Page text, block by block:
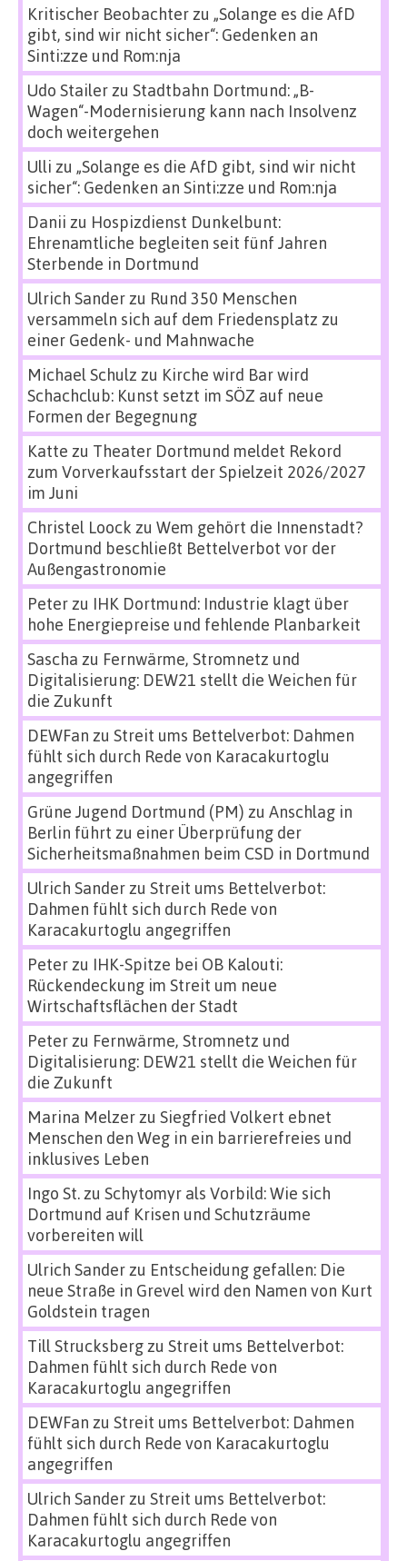
Kritischer Beobachterzu „Solange es die AfD
gibt, sind wir nicht sicher“: Gedenken an
Sinti:zze und Rom:nja
Udo Stailerzu Stadtbahn Dortmund: „B-
Wagen“-Modernisierung kann nach Insolvenz
doch weitergehen
Ulli zu „Solange es die AfD gibt, sind wir nicht
sicher“: Gedenken an Sinti:zze und Rom:nja
Danii zu Hospizdienst Dunkelbunt:
Ehrenamtliche begleiten seit fünf Jahren
Sterbende in Dortmund
Ulrich Sanderzu Rund 350 Menschen
versammeln sich auf dem Friedensplatz zu
einer Gedenk- und Mahnwache
Michael Schulz zu Kirche wird Bar wird
Schachclub: Kunst setzt im SÖZ auf neue
Formen der Begegnung
Katte zu Theater Dortmund meldet Rekord
zum Vorverkaufsstart der Spielzeit 2026/2027
im Juni
Christel Loock zu Wem gehört die Innenstadt?
Dortmund beschließt Bettelverbot vor der
Außengastronomie
Peterzu IHK Dortmund: Industrie klagt über
hohe Energiepreise und fehlende Planbarkeit
Sascha zu Fernwärme, Stromnetz und
Digitalisierung: DEW21 stellt die Weichen für
die Zukunft
DEWFan zu Streit ums Bettelverbot: Dahmen
fühlt sich durch Rede von Karacakurtoglu
angegriffen
Grüne Jugend Dortmund (PM) zu Anschlag in
Berlin führt zu einer Überprüfung der
Sicherheitsmaßnahmen beim CSD in Dortmund
Ulrich Sanderzu Streit ums Bettelverbot:
Dahmen fühlt sich durch Rede von
Karacakurtoglu angegriffen
Peterzu IHK-Spitze bei OB Kalouti:
Rückendeckung im Streit um neue
Wirtschaftsflächen der Stadt
Peterzu Fernwärme, Stromnetz und
Digitalisierung: DEW21 stellt die Weichen für
die Zukunft
Marina Melzerzu Siegfried Volkert ebnet
Menschen den Weg in ein barrierefreies und
inklusives Leben
Ingo St.zu Schytomyr als Vorbild: Wie sich
Dortmund auf Krisen und Schutzräume
vorbereiten will
Ulrich Sanderzu Entscheidung gefallen: Die
neue Straße in Grevel wird den Namen von Kurt
Goldstein tragen
Till Strucksbergzu Streit ums Bettelverbot:
Dahmen fühlt sich durch Rede von
Karacakurtoglu angegriffen
DEWFan zu Streit ums Bettelverbot: Dahmen
fühlt sich durch Rede von Karacakurtoglu
angegriffen
Ulrich Sanderzu Streit ums Bettelverbot:
Dahmen fühlt sich durch Rede von
Karacakurtoglu angegriffen